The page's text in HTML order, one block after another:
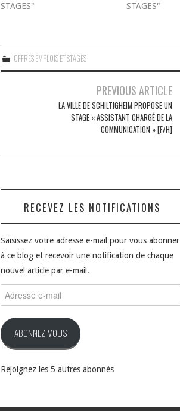
STAGES"
STAGES"
OFFRES EMPLOIS ET STAGES
PREVIOUS ARTICLE
LA VILLE DE SCHILTIGHEIM PROPOSE UN
STAGE « ASSISTANT CHARGÉ DE LA
COMMUNICATION » [F/H]
RECEVEZ LES NOTIFICATIONS
Saisissez votre adresse e-mail pour vous abonner
à ce blog et recevoir une notification de chaque
nouvel article par e-mail.
e-
ABONNEZ-VOUS
Rejoignez les 5 autres abonnés